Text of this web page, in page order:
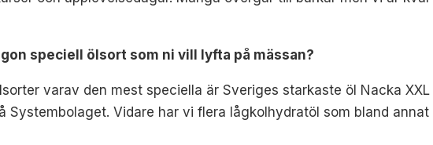
speciell ölsort som ni vill lyfta på mässan?
varav den mest speciella är Sveriges starkaste öl Nacka
Systembolaget. Vidare har vi flera lågkolhydratöl som bland